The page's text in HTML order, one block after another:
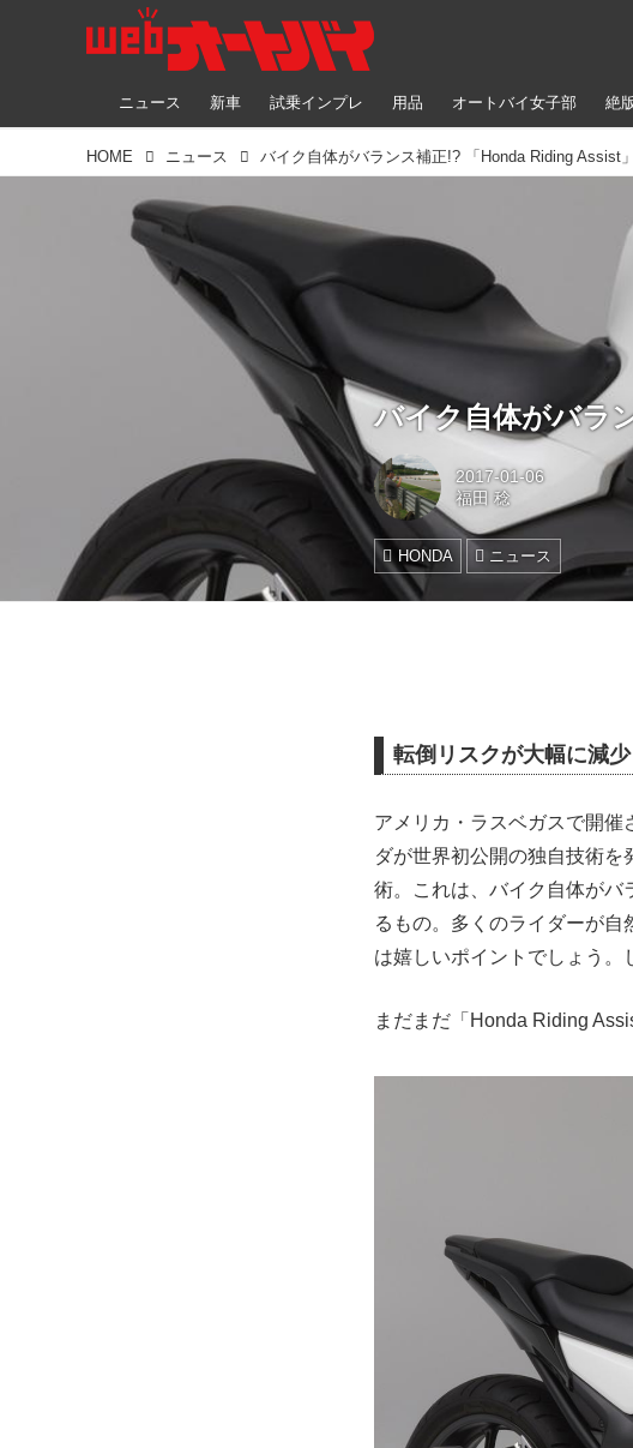
ニュース 新車 試乗インプレ 用品 オートバイ女子部 絶
HOME ニュース バイク自体がバランス補正!? 「Honda Riding Assist
バイク自体がバラ
2017-01-06
福田 稔
HONDA ニュース
転倒リスクが大幅に減少
アメリカ・ラスベガスで開
ダが世界初公開の独自技術
術。これは、バイク自体がバ
るもの。多くのライダーが
は嬉しいポイントでしょう。
まだまだ「Honda Riding